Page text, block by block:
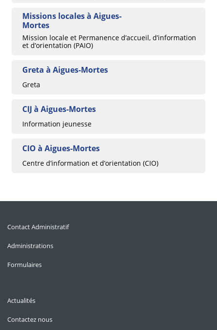
Missions locales à Aigues-
Mortes
Mission locale et Permanence d’accueil, d’information
et d’orientation (PAIO)
Greta à Aigues-Mortes
Greta
CIJ à Aigues-Mortes
Information jeunesse
CIO à Aigues-Mortes
Centre d’information et d’orientation (CIO)
Contact Administratif
Administrations
Formulaires
Actualités
Contactez nous